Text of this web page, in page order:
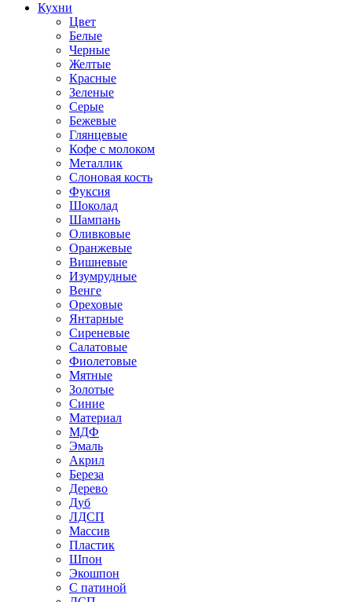
Кухни
Цвет
Белые
Черные
Желтые
Красные
Зеленые
Серые
Бежевые
Глянцевые
Кофе с молоком
Металлик
Слоновая кость
Фуксия
Шоколад
Шампань
Оливковые
Оранжевые
Вишневые
Изумрудные
Венге
Ореховые
Янтарные
Сиреневые
Салатовые
Фиолетовые
Мятные
Золотые
Синие
Материал
МДФ
Эмаль
Акрил
Береза
Дерево
Дуб
ЛДСП
Массив
Пластик
Шпон
Экошпон
С патиной